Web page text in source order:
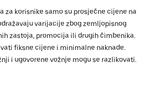
za korisnike samo su prosječne cijene na
varijacije zbog zemljopisnog
zastoja, promocija ili drugih čimbenika.
fiksne cijene i minimalne naknade.
i ugovorene vožnje mogu se razlikovati.